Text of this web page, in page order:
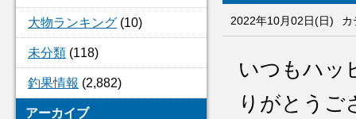
大物ランキング (10)
未分類 (118)
釣果情報 (2,882)
アーカイブ
2022年10月02日(日) カ
いつもハッ
りがとうご